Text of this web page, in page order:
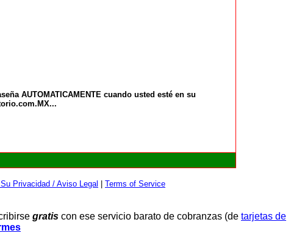
AUTOMATICAMENTE cuando usted esté en su
Privacidad / Aviso Legal
Terms of Service
gratis con ese servicio barato de cobranzas (de tarjetas de